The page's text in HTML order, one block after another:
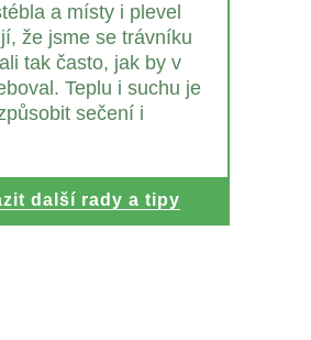
a místy i plevel
že jsme se trávníku
tak často, jak by v
Teplu i suchu je
sečení i
další rady a tipy